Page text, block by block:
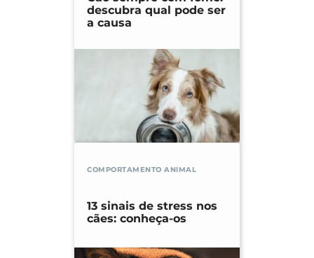
descubra qual pode ser
a causa
COMPORTAMENTO ANIMAL
13 sinais de stress nos
cães: conheça-os